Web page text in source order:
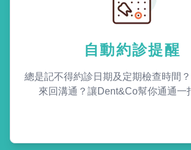
自動約診提醒
總是記不得約診日期及定期檢查時間
來回溝通？讓Dent&Co幫你通通一